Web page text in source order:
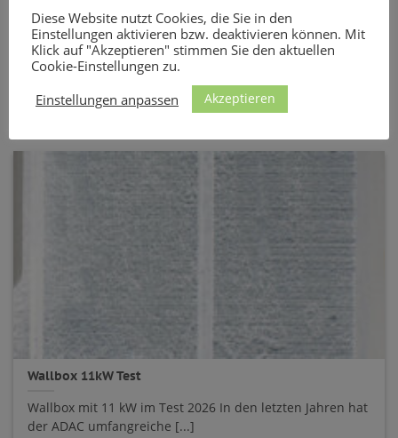
Wallbox 22kW Test
Wallbox mit 22 kW im Test 2026 Wer sein E-Auto
möglichst schnell und effizient laden [...]
Wallbox 11kW Test
Wallbox mit 11 kW im Test 2026 In den letzten Jahren hat
der ADAC umfangreiche [...]
Diese Website nutzt Cookies, die Sie in den
Einstellungen aktivieren bzw. deaktivieren können. Mit
Klick auf "Akzeptieren" stimmen Sie den aktuellen
Cookie-Einstellungen zu.
Einstellungen anpassen
Akzeptieren